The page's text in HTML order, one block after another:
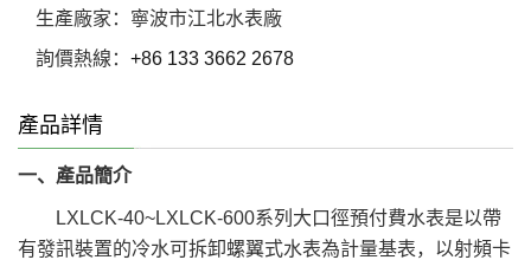
生產廠家：寧波市江北水表廠
詢價熱線： +86 133 3662 2678
產品詳情
一、產品簡介
LXLCK-40~LXLCK-600系列大口徑預付費水表是以帶
有發訊裝置的冷水可拆卸螺翼式水表為計量基表，以射頻卡